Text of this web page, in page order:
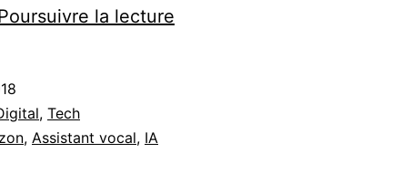
la lecture
, Tech
, Assistant vocal, IA